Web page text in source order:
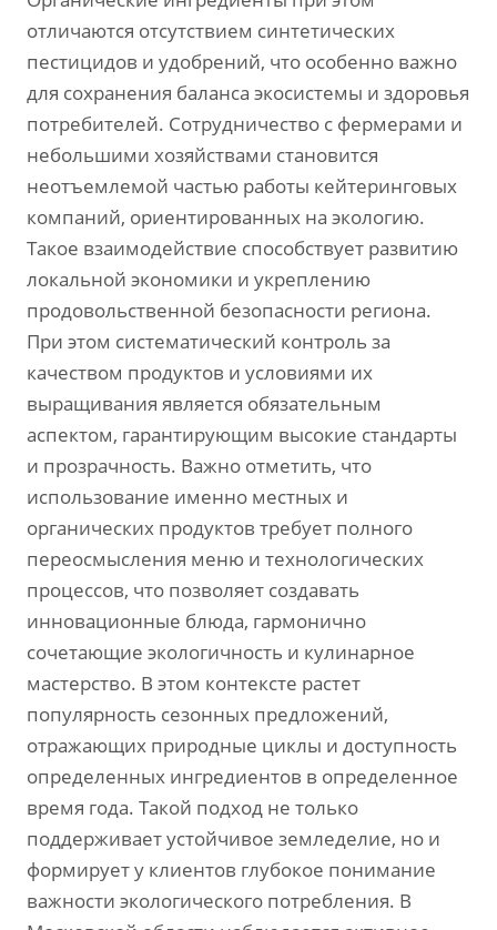
отличаются отсутствием синтетических
пестицидов и удобрений, что особенно важно
для сохранения баланса экосистемы и здоровья
потребителей. Сотрудничество с фермерами и
небольшими хозяйствами становится
неотъемлемой частью работы кейтеринговых
компаний, ориентированных на экологию.
Такое взаимодействие способствует развитию
локальной экономики и укреплению
продовольственной безопасности региона.
При этом систематический контроль за
качеством продуктов и условиями их
выращивания является обязательным
аспектом, гарантирующим высокие стандарты
и прозрачность. Важно отметить, что
использование именно местных и
органических продуктов требует полного
переосмысления меню и технологических
процессов, что позволяет создавать
инновационные блюда, гармонично
сочетающие экологичность и кулинарное
мастерство. В этом контексте растет
популярность сезонных предложений,
отражающих природные циклы и доступность
определенных ингредиентов в определенное
время года. Такой подход не только
поддерживает устойчивое земледелие, но и
формирует у клиентов глубокое понимание
важности экологического потребления. В